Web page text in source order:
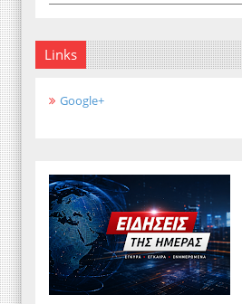
Links
Google+